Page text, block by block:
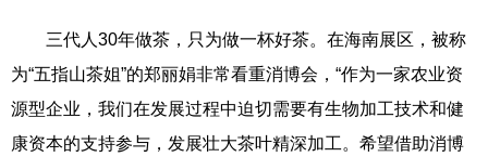
三代人30年做茶，只为做一杯好茶。在海南展区，被称
为“五指山茶姐”的郑丽娟非常看重消博会，“作为一家农业资
源型企业，我们在发展过程中迫切需要有生物加工技术和健
康资本的支持参与，发展壮大茶叶精深加工。希望借助消博